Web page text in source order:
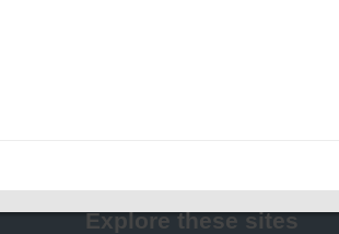
Explore these sites